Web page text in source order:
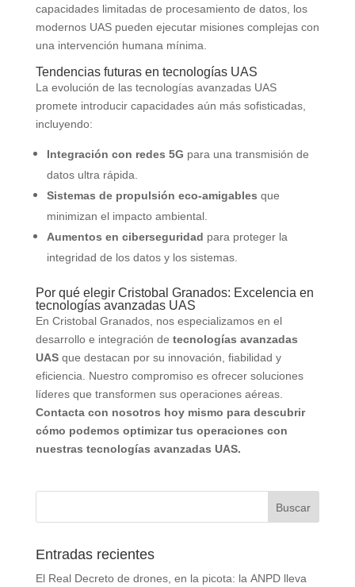
capacidades limitadas de procesamiento de datos, los
modernos UAS pueden ejecutar misiones complejas con
una intervención humana mínima.
Tendencias futuras en tecnologías UAS
La evolución de las tecnologías avanzadas UAS
promete introducir capacidades aún más sofisticadas,
incluyendo:
Integración con redes 5G para una transmisión de
datos ultra rápida.
Sistemas de propulsión eco-amigables que
minimizan el impacto ambiental.
Aumentos en ciberseguridad para proteger la
integridad de los datos y los sistemas.
Por qué elegir Cristobal Granados: Excelencia en
tecnologías avanzadas UAS
En Cristobal Granados, nos especializamos en el
desarrollo e integración de tecnologías avanzadas
UASque destacan por su innovación, fiabilidad y
eficiencia. Nuestro compromiso es ofrecer soluciones
líderes que transformen sus operaciones aéreas.
Contacta con nosotros hoy mismo para descubrir
cómo podemos optimizar tus operaciones con
nuestras tecnologías avanzadas UAS.
Entradas recientes
El Real Decreto de drones, en la picota: la ANPD lleva